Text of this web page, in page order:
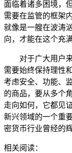
面临着诸多困境，
需要在监管的框架
就像是一艘在波涛
向，才能在这个充
对于广大用户
需要始终保持理性
考虑安全、功能、
的商品，要从多个
走向如何，它都见
新兴领域的一个重
密货币行业曾经的
相关阅读：